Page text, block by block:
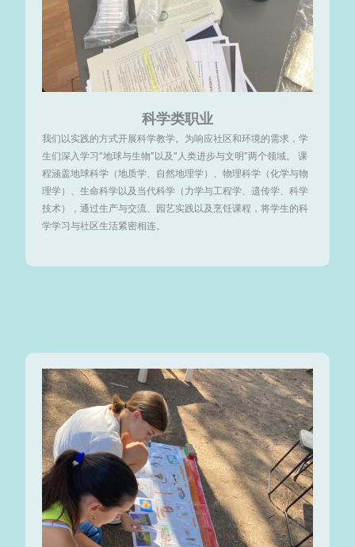
科学类职业
我们以实践的方式开展科学教学。为响应社区和环境的需求，学
生们深入学习“地球与生物”以及“人类进步与文明”两个领域。 课
程涵盖地球科学（地质学、自然地理学）、物理科学（化学与物
理学）、生命科学以及当代科学（力学与工程学、遗传学、科学
技术），通过生产与交流、园艺实践以及烹饪课程，将学生的科
学学习与社区生活紧密相连。